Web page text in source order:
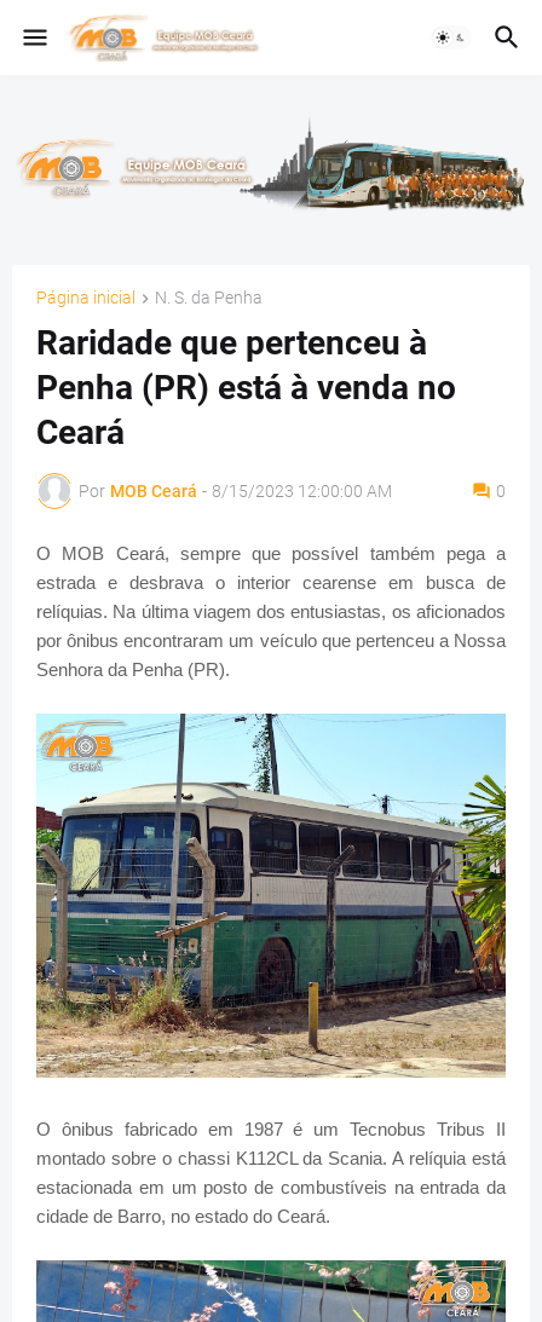
Página inicial N. S. da Penha
Raridade que pertenceu à
Penha (PR) está à venda no
Ceará
Por MOB Ceará - 8/15/2023 12:00:00 AM 0
O MOB Ceará, sempre que possível também pega a
estrada e desbrava o interior cearense em busca de
relíquias. Na última viagem dos entusiastas, os aficionados
por ônibus encontraram um veículo que pertenceu a Nossa
Senhora da Penha (PR).
O ônibus fabricado em 1987 é um Tecnobus Tribus II
montado sobre o chassi K112CL da Scania. A relíquia está
estacionada em um posto de combustíveis na entrada da
cidade de Barro, no estado do Ceará.